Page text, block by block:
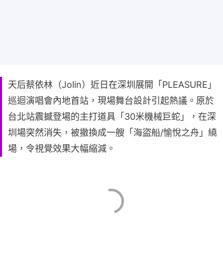
天后蔡依林（Jolin）近日在深圳展開「PLEASURE」
巡迴演唱會內地首站，現場舞台設計引起熱議。原於
台北站震撼登場的主打道具「30米機械巨蛇」，在深
圳場突然消失，被撤換成一艘「海盜船/愉悅之舟」繞
場，令視覺效果大幅縮減。